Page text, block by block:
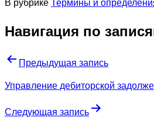
Навигация по
Предыдущая запись
Управление дебиторской
Следующая запись